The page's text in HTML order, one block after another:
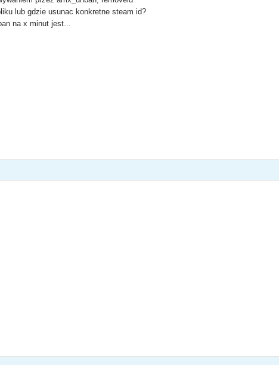
lub gdzie usunac konkretne steam id?
na x minut jest...